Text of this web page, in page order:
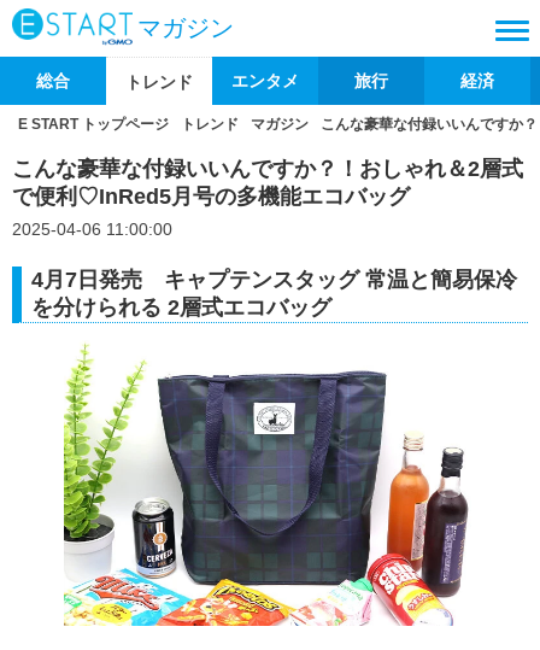
マガジン
総合 トレンド エンタメ 旅行 経済
E START トップページ トレンド マガジン こんな豪華な付録いいんですか
こんな豪華な付録いいんですか？！おしゃれ＆2層式
で便利♡InRed5月号の多機能エコバッグ
2025-04-06 11:00:00
4月7日発売 キャプテンスタッグ 常温と簡易保冷
を分けられる 2層式エコバッグ